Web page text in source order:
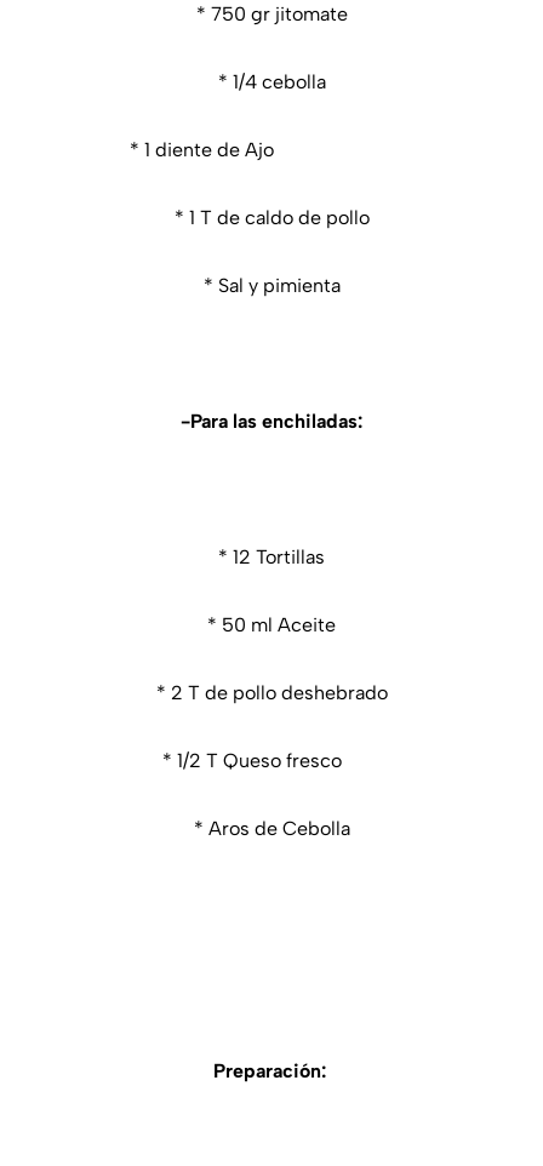
* 750 gr jitomate
* 1/4 cebolla
* 1 diente de Ajo
* 1 T de caldo de pollo
* Sal y pimienta
-Para las enchiladas:
* 12 Tortillas
* 50 ml Aceite
* 2 T de pollo deshebrado
* 1/2 T Queso fresco
* Aros de Cebolla
Preparación: